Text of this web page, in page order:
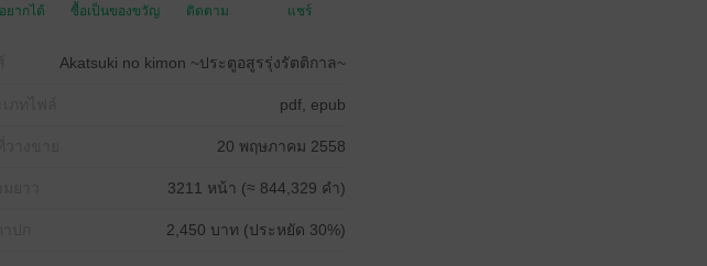
อยากได้ ซื้อเป็นของขวัญ ติดตาม แชร์
Akatsuki no kimon ~ประตูอสูรรุ่งรัตติกาล~
pdf, epub
20 พฤษภาคม 2558
3211 หน้า (≈ 844,329 คำ)
2,450 บาท (ประหยัด 30%)